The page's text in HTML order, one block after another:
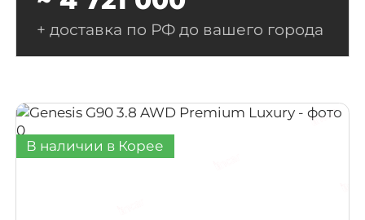
+ доставка по РФ до вашего города
В наличии в Корее